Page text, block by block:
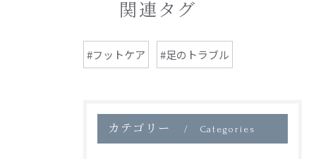
関連タグ
#フットケア #足のトラブル
カテゴリー Categories